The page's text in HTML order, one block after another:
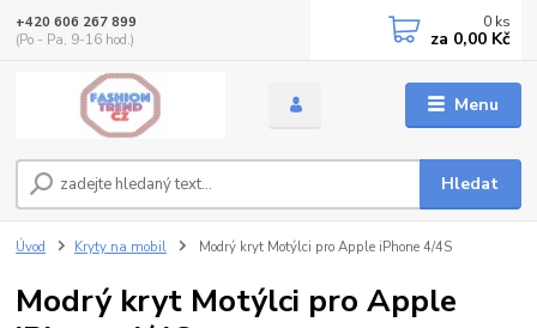
Menu
Hledat
+420 606 267 899
(Po - Pa, 9-16 hod.)
0 ks
za 0,00 Kč
Úvod Kryty na mobil Modrý kryt Motýlci pro Apple iPhone 4/4S
Modrý kryt Motýlci pro Apple